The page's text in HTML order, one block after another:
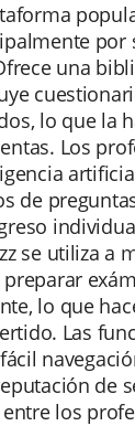
por
una
lo que la
Los
de
se utiliza a
lo que
Las
de
los